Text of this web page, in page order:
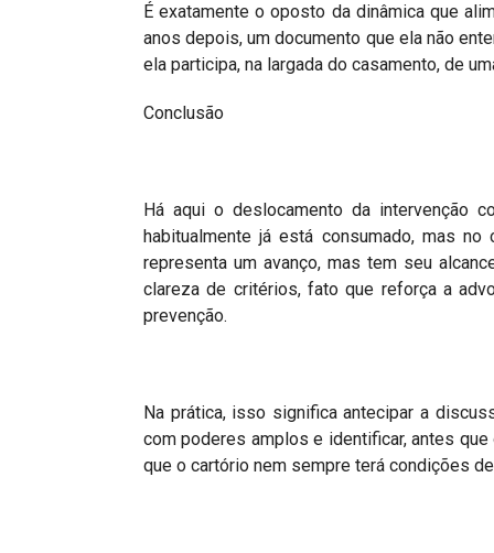
É exatamente o oposto da dinâmica que
anos depois, um documento que ela não
ela participa, na largada do casamento, de
Conclusão
Há aqui o deslocamento da intervenção
habitualmente já está consumado, mas
representa um avanço, mas tem seu
clareza de critérios, fato que reforça a
prevenção.
Na prática, isso significa antecipar a
com poderes amplos e identificar, antes
que o cartório nem sempre terá condições